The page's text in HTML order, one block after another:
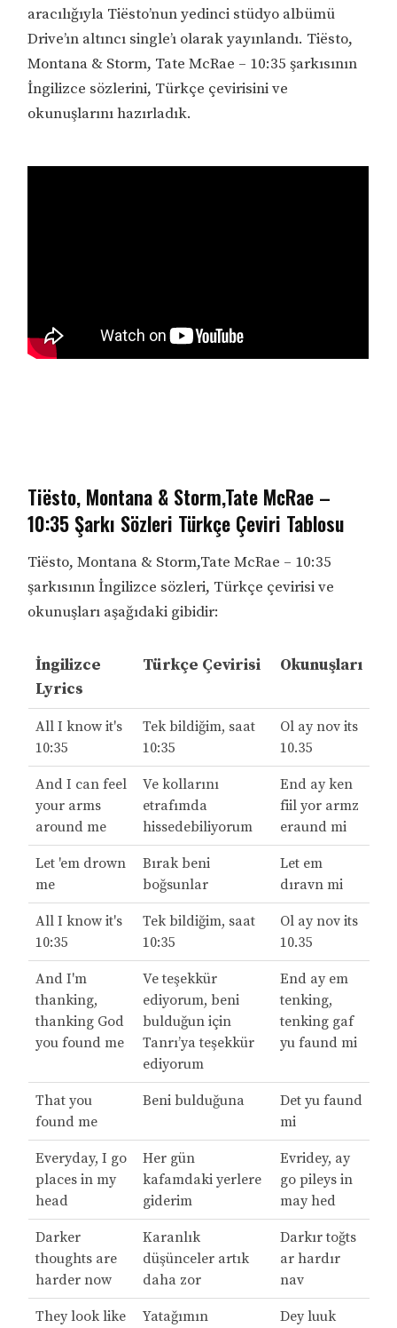
aracılığıyla Tiësto’nun yedinci stüdyo albümü
Drive’ın altıncı single’ı olarak yayınlandı. Tiësto,
Montana & Storm, Tate McRae – 10:35 şarkısının
İngilizce sözlerini, Türkçe çevirisini ve
okunuşlarını hazırladık.
Tiësto, Montana & Storm,Tate McRae –
10:35 Şarkı Sözleri Türkçe Çeviri Tablosu
Tiësto, Montana & Storm,Tate McRae – 10:35
şarkısının İngilizce sözleri, Türkçe çevirisi ve
okunuşları aşağıdaki gibidir:
İngilizce
Lyrics
Türkçe Çevirisi Okunuşları
All I know it's
10:35
Tek bildiğim, saat
10:35
Ol ay nov its
10.35
And I can feel
your arms
around me
Ve kollarını
etrafımda
hissedebiliyorum
End ay ken
fiil yor armz
eraund mi
Let 'em drown
me
Bırak beni
boğsunlar
Let em
dıravn mi
All I know it's
10:35
Tek bildiğim, saat
10:35
Ol ay nov its
10.35
And I'm
thanking,
thanking God
you found me
Ve teşekkür
ediyorum, beni
bulduğun için
Tanrı’ya teşekkür
ediyorum
End ay em
tenking,
tenking gaf
yu faund mi
That you
found me
Beni bulduğuna
Det yu faund
mi
Everyday, I go
places in my
head
Her gün
kafamdaki yerlere
giderim
Evridey, ay
go pileys in
may hed
Darker
thoughts are
harder now
Karanlık
düşünceler artık
daha zor
Darkır toğts
ar hardır
nav
They look like Yatağımın Dey luuk